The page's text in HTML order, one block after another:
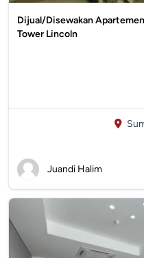
Dijual/Disewakan
Tower Lincoln
Juandi Halim